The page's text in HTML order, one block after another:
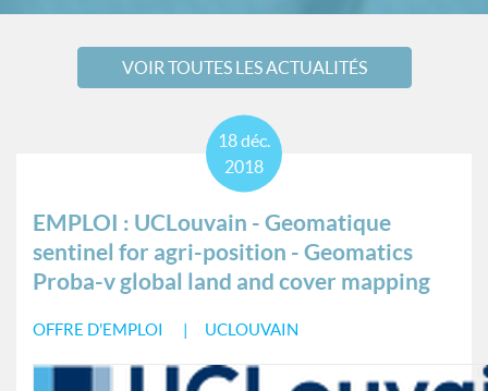
VOIR TOUTES LES ACTUALITÉS
EMPLOI : UCLouvain - Geomatique
sentinel for agri-position - Geomatics
Proba-v global land and cover mapping
OFFRE D'EMPLOI UCLOUVAIN
18déc.
2018